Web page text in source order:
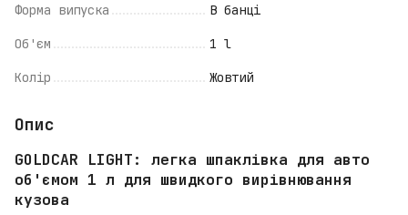
Форма випуска В банці
Об'єм 1 l
Колір Жовтий
Опис
GOLDCAR LIGHT: легка шпаклівка для авто
об'ємом 1 л для швидкого вирівнювання
кузова